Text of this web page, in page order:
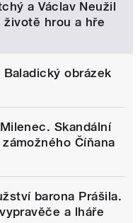
a Václav Neužil
hrou a hře
obrázek
Skandální
Číňana
barona Prášila.
a lháře